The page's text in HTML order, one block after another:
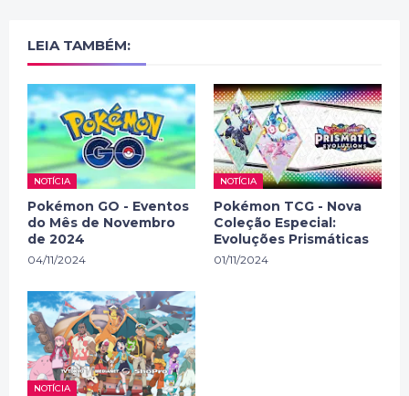
LEIA TAMBÉM:
NOTÍCIA
Pokémon GO - Eventos
do Mês de Novembro
de 2024
04/11/2024
NOTÍCIA
Pokémon TCG - Nova
Coleção Especial:
Evoluções Prismáticas
01/11/2024
NOTÍCIA